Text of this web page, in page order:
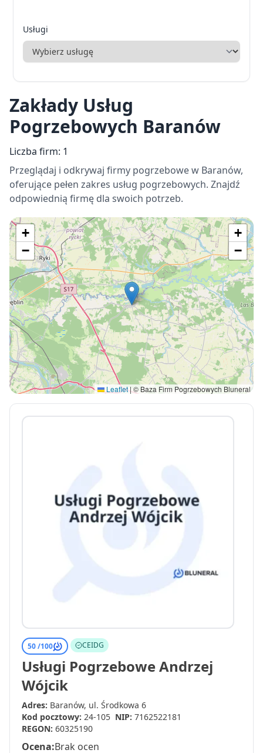
Usługi
Zakłady Usług
Pogrzebowych Baranów
Liczba firm: 1
Przeglądaj i odkrywaj firmy pogrzebowe w Baranów,
oferujące pełen zakres usług pogrzebowych. Znajdź
odpowiednią firmę dla swoich potrzeb.
+
−
+
−
Leaflet|© Baza Firm Pogrzebowych Bluneral
50 /100 CEIDG
Usługi Pogrzebowe Andrzej
Wójcik
Adres: Baranów, ul. Środkowa 6
Kod pocztowy: 24-105 NIP: 7162522181
REGON: 60325190
Ocena:Brak ocen